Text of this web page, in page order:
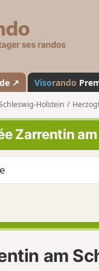
s
a
n
d
o
↗ Visorando
Holstein
Zarrentin
am